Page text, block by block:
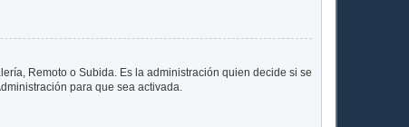
Remoto o Subida. Es la administración quien decide si se
para que sea activada.